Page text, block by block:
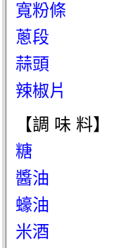
寬粉條
蔥段
蒜頭
辣椒片
【調 味 料】
糖
醬油
蠔油
米酒